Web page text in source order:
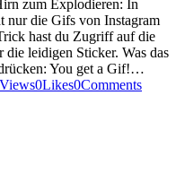
zum Explodieren: In
nur die Gifs von Instagram
hast du Zugriff auf die
leidigen Sticker. Was das
You get a Gif!…
Views0Likes0Comments